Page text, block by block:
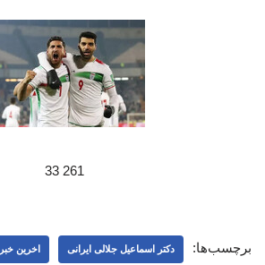
261 33
برچسب‌ها: دکتر اسماعیل جلالی ایرانی اخرین خبر